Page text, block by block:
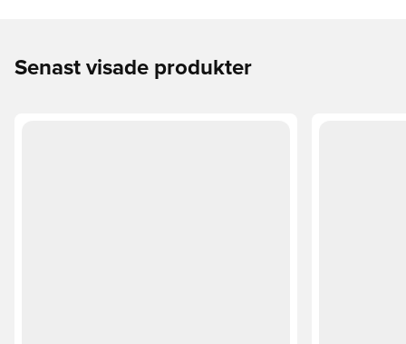
Senast visade produkter